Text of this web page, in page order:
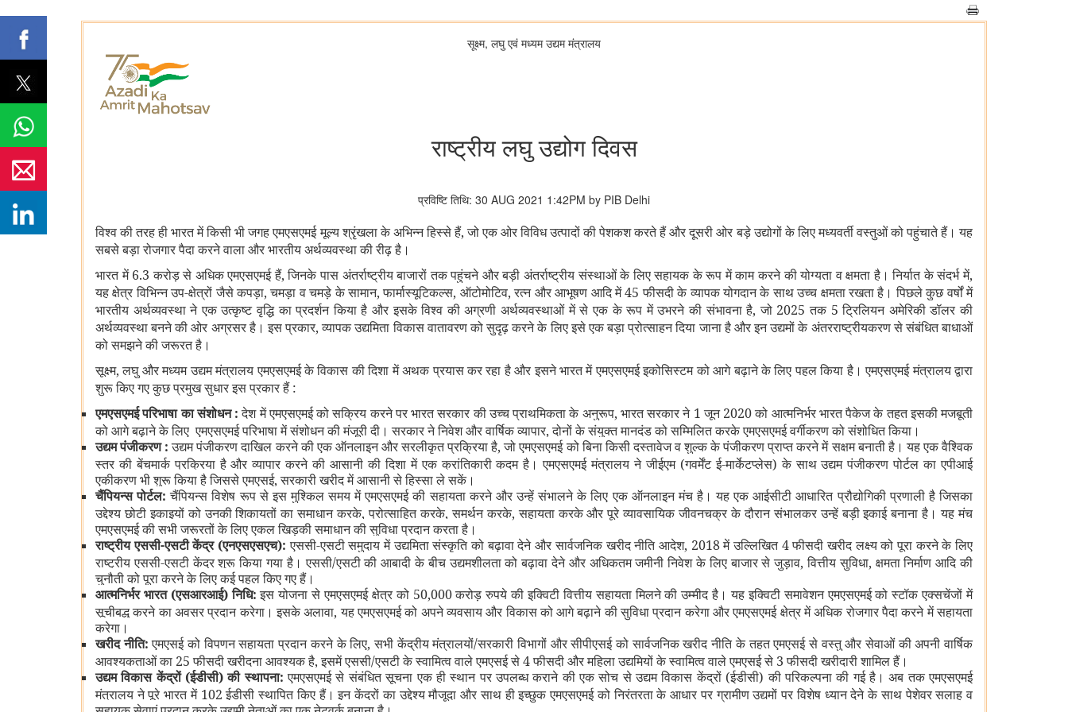
सूक्ष्‍म, लघु एवं मध्‍यम उद्यम मंत्रालय
राष्ट्रीय लघु उद्योग दिवस
प्रविष्टि तिथि: 30 AUG 2021 1:42PM by PIB Delhi
विश्व की तरह ही भारत में किसी भी जगह एमएसएमई मूल्य श्रृंखला के अभिन्न हिस्से हैं, जो एक ओर विविध उत्पादों की पेशकश करते हैं और दूसरी ओर बड़े उद्योगों के लिए मध्यवर्ती वस्तुओं को पहुंचाते हैं। यह
सबसे बड़ा रोजगार पैदा करने वाला और भारतीय अर्थव्यवस्था की रीढ़ है।
भारत में 6.3 करोड़ से अधिक एमएसएमई हैं, जिनके पास अंतर्राष्ट्रीय बाजारों तक पहुंचने और बड़ी अंतर्राष्ट्रीय संस्थाओं के लिए सहायक के रूप में काम करने की योग्यता व क्षमता है। निर्यात के संदर्भ में,
यह क्षेत्र विभिन्न उप-क्षेत्रों जैसे कपड़ा, चमड़ा व चमड़े के सामान, फार्मास्यूटिकल्स, ऑटोमोटिव, रत्न और आभूषण आदि में 45 फीसदी के व्यापक योगदान के साथ उच्च क्षमता रखता है। पिछले कुछ वर्षों में
भारतीय अर्थव्यवस्था ने एक उत्कृष्ट वृद्धि का प्रदर्शन किया है और इसके विश्व की अग्रणी अर्थव्यवस्थाओं में से एक के रूप में उभरने की संभावना है, जो 2025 तक 5 ट्रिलियन अमेरिकी डॉलर की
अर्थव्यवस्था बनने की ओर अग्रसर है। इस प्रकार, व्यापक उद्यमिता विकास वातावरण को सुदृढ़ करने के लिए इसे एक बड़ा प्रोत्साहन दिया जाना है और इन उद्यमों के अंतरराष्ट्रीयकरण से संबंधित बाधाओं
को समझने की जरूरत है।
सूक्ष्म, लघु और मध्यम उद्यम मंत्रालय एमएसएमई के विकास की दिशा में अथक प्रयास कर रहा है और इसने भारत में एमएसएमई इकोसिस्टम को आगे बढ़ाने के लिए पहल किया है। एमएसएमई मंत्रालय द्वारा
शुरू किए गए कुछ प्रमुख सुधार इस प्रकार हैं :
एमएसएमई परिभाषा का संशोधन:देश में एमएसएमई को सक्रिय करने पर भारत सरकार की उच्च प्राथमिकता के अनुरूप, भारत सरकार ने 1 जून 2020 को आत्मनिर्भर भारत पैकेज के तहत इसकी मजबूती
को आगे बढ़ाने के लिए एमएसएमई परिभाषा में संशोधन की मंजूरी दी। सरकार ने निवेश और वार्षिक व्यापार, दोनों के संयुक्त मानदंड को सम्मिलित करके एमएसएमई वर्गीकरण को संशोधित किया।
उद्यम पंजीकरण: उद्यम पंजीकरण दाखिल करने की एक ऑनलाइन और सरलीकृत प्रक्रिया है, जो एमएसएमई को बिना किसी दस्तावेज व शुल्क के पंजीकरण प्राप्त करने में सक्षम बनाती है। यह एक वैश्विक
स्तर की बेंचमार्क प्रक्रिया है और व्यापार करने की आसानी की दिशा में एक क्रांतिकारी कदम है। एमएसएमई मंत्रालय ने जीईएम (गवर्मेंट ई-मार्केटप्लेस) के साथ उद्यम पंजीकरण पोर्टल का एपीआई
एकीकरण भी शुरू किया है जिससे एमएसई, सरकारी खरीद में आसानी से हिस्सा ले सकें।
चैंपियन्स पोर्टल:चैंपियन्स विशेष रूप से इस मुश्किल समय में एमएसएमई की सहायता करने और उन्हें संभालने के लिए एक ऑनलाइन मंच है। यह एक आईसीटी आधारित प्रौद्योगिकी प्रणाली है जिसका
उद्देश्य छोटी इकाइयों को उनकी शिकायतों का समाधान करके, प्रोत्साहित करके, समर्थन करके, सहायता करके और पूरे व्यावसायिक जीवनचक्र के दौरान संभालकर उन्हें बड़ी इकाई बनाना है। यह मंच
एमएसएमई की सभी जरूरतों के लिए एकल खिड़की समाधान की सुविधा प्रदान करता है।
राष्ट्रीय एससी-एसटी केंद्र(एनएसएसएच):एससी-एसटी समुदाय में उद्यमिता संस्कृति को बढ़ावा देने और सार्वजनिक खरीद नीति आदेश, 2018 में उल्लिखित 4 फीसदी खरीद लक्ष्य को पूरा करने के लिए
राष्ट्रीय एससी-एसटी केंद्र शुरू किया गया है। एससी/एसटी की आबादी के बीच उद्यमशीलता को बढ़ावा देने और अधिकतम जमीनी निवेश के लिए बाजार से जुड़ाव, वित्तीय सुविधा, क्षमता निर्माण आदि की
चुनौती को पूरा करने के लिए कई पहल किए गए हैं।
आत्मनिर्भर भारत (एसआरआई)निधि:इस योजना से एमएसएमई क्षेत्र को 50,000 करोड़ रुपये की इक्विटी वित्तीय सहायता मिलने की उम्मीद है। यह इक्विटी समावेशन एमएसएमई को स्टॉक एक्सचेंजों में
सूचीबद्ध करने का अवसर प्रदान करेगा। इसके अलावा, यह एमएसएमई को अपने व्यवसाय और विकास को आगे बढ़ाने की सुविधा प्रदान करेगा और एमएसएमई क्षेत्र में अधिक रोजगार पैदा करने में सहायता
करेगा।
खरीद नीति:एमएसई को विपणन सहायता प्रदान करने के लिए, सभी केंद्रीय मंत्रालयों/सरकारी विभागों और सीपीएसई को सार्वजनिक खरीद नीति के तहत एमएसई से वस्तु और सेवाओं की अपनी वार्षिक
आवश्यकताओं का 25 फीसदी खरीदना आवश्यक है, इसमें एससी/एसटी के स्वामित्व वाले एमएसई से 4 फीसदी और महिला उद्यमियों के स्वामित्व वाले एमएसई से 3 फीसदी खरीदारी शामिल हैं।
उद्यम विकास केंद्रों (ईडीसी) की स्थापना:एमएसएमई से संबंधित सूचना एक ही स्थान पर उपलब्ध कराने की एक सोच से उद्यम विकास केंद्रों (ईडीसी) की परिकल्पना की गई है। अब तक एमएसएमई
मंत्रालय ने पूरे भारत में 102 ईडीसी स्थापित किए हैं। इन केंद्रों का उद्देश्य मौजूदा और साथ ही इच्छुक एमएसएमई को निरंतरता के आधार पर ग्रामीण उद्यमों पर विशेष ध्यान देने के साथ पेशेवर सलाह व